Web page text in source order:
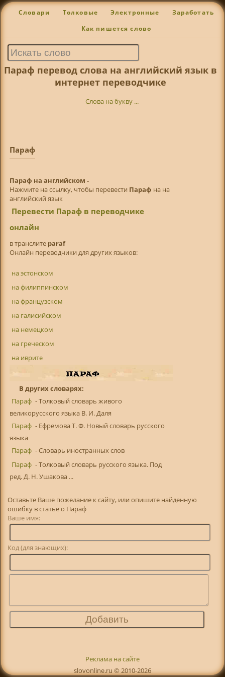
Словари Толковые Электронные Заработать
Как пишется слово
Параф перевод слова на английский язык в
интернет переводчике
Слова на букву ...
Параф
Параф на английском -
Нажмите на ссылку, чтобы перевести Параф на на
английский язык
Перевести Параф в переводчике
онлайн
в транслитe paraf
Онлайн переводчики для других языков:
на эстонском
на филиппинском
на французском
на галисийском
на немецком
на греческом
на иврите
В других словарях:
Параф - Толковый словарь живого
великорусского языка В. И. Даля
Параф - Ефремова Т. Ф. Новый словарь русского
языка
Параф - Словарь иностранных слов
Параф - Толковый словарь русского языка. Под
ред. Д. Н. Ушакова ...
Оставьте Ваше пожелание к сайту, или опишите найденную
ошибку в статье о Параф
Ваше имя:
Код (для знающих):
Реклама на сайте
slovonline.ru © 2010-2026